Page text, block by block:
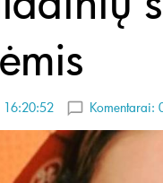
16:20:52 Komentarai: